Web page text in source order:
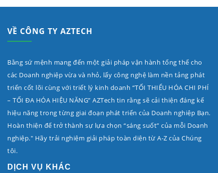
VỀ CÔNG TY AZTECH
Bằng sứ mệnh mang đến một giải pháp vận hành tổng thể cho
các Doanh nghiệp vừa và nhỏ, lấy công nghệ làm nền tảng phát
triển cốt lõi cùng với triết lý kinh doanh “TỐI THIỂU HÓA CHI PHÍ
– TỐI ĐA HÓA HIỆU NĂNG” AZTech tin rằng sẽ cải thiện đáng kể
hiệu năng trong từng giai đoạn phát triển của Doanh nghiệp Bạn.
Hoàn thiện để trở thành sự lựa chọn “sáng suốt” của mỗi Doanh
nghiệp." Hãy trải nghiệm giải pháp toàn diện từ A-Z của Chúng
tôi.
DỊCH VỤ KHÁC